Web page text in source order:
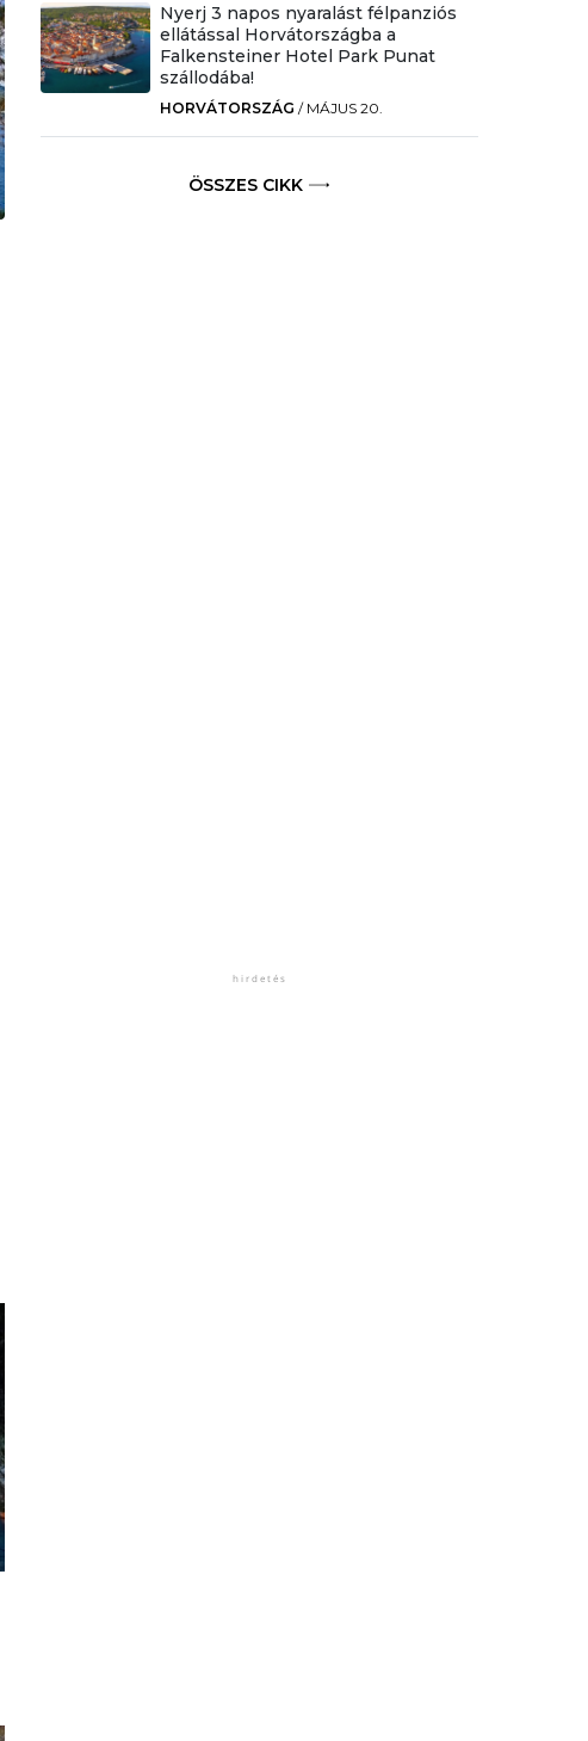
Nyerj 3 napos nyaralást félpanziós
ellátással Horvátországba a
Falkensteiner Hotel Park Punat
szállodába!
HORVÁTORSZÁG / MÁJUS 20.
ÖSSZES CIKK